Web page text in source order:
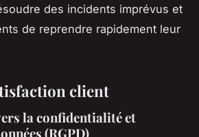
des incidents imprévus et
de reprendre rapidement leur
client
la confidentialité et
(RGPD)